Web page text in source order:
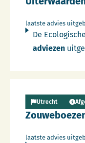
laatste advies
De
adviezen
Utrecht
laatste advies